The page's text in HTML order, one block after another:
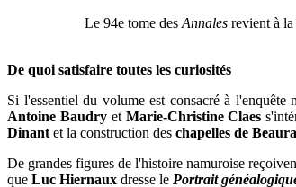
Le 94e tome des Annales revient à
De quoi satisfaire toutes les curiosités
Si l'essentiel du volume est consacré à l'enquête
Antoine Baudryet Marie-Christine Claes
Dinant et la construction des chapelles de
De grandes figures de l'histoire namuroise
que Luc Hiernaux dresse le Portrait